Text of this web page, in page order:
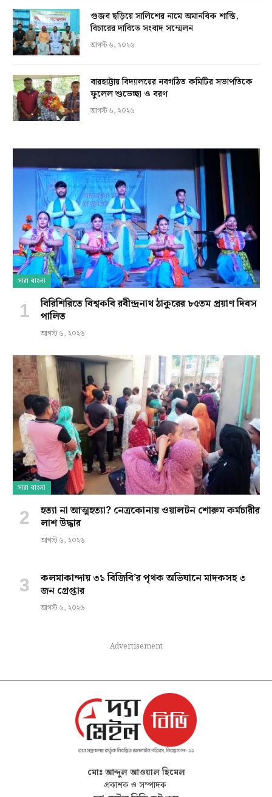
গুজব ছড়িয়ে সালিশের নামে অমানবিক শাস্তি,
বিচারের দাবিতে সংবাদ সম্মেলন
আগস্ট ৬, ২০২৬
বারহাট্টায় বিদ্যালয়ের নবগঠিত কমিটির সভাপতিকে
ফুলেল শুভেচ্ছা ও বরণ
আগস্ট ৬, ২০২৬
সারা বাংলা
বিরিশিরিতে বিশ্বকবি রবীন্দ্রনাথ ঠাকুরের ৮৫তম প্রয়াণ দিবস
পালিত
আগস্ট ৬, ২০২৬
সারা বাংলা
হত্যা না আত্মহত্যা? নেত্রকোনায় ওয়ালটন শোরুম কর্মচারীর
লাশ উদ্ধার
আগস্ট ৬, ২০২৬
কলমাকান্দায় ৩১ বিজিবি’র পৃথক অভিযানে মাদকসহ ৩
জন গ্রেপ্তার
আগস্ট ৬, ২০২৬
Advertisement
মোঃ আব্দুল আওয়াল হিমেল
প্রকাশক ও সম্পাদক